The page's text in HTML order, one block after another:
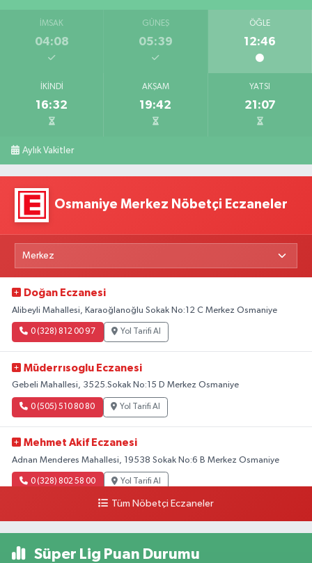
İMSAK
04:08
GÜNEŞ
05:39
ÖĞLE
12:46
İKINDI
16:32
AKŞAM
19:42
YATSI
21:07
Aylık Vakitler
Osmaniye Merkez Nöbetçi Eczaneler
Doğan Eczanesi
Alibeyli Mahallesi, Karaoğlanoğlu Sokak No:12 C Merkez Osmaniye
0 (328) 812 00 97 Yol Tarifi Al
Müderrısoglu Eczanesi
Gebeli Mahallesi, 3525.Sokak No:15 D Merkez Osmaniye
0 (505) 510 80 80 Yol Tarifi Al
Mehmet Akif Eczanesi
Adnan Menderes Mahallesi, 19538 Sokak No:6 B Merkez Osmaniye
0 (328) 802 58 00 Yol Tarifi Al
Tüm Nöbetçi Eczaneler
Süper Lig Puan Durumu